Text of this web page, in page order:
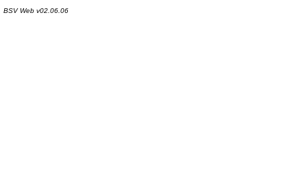
BSV Web v02.06.06